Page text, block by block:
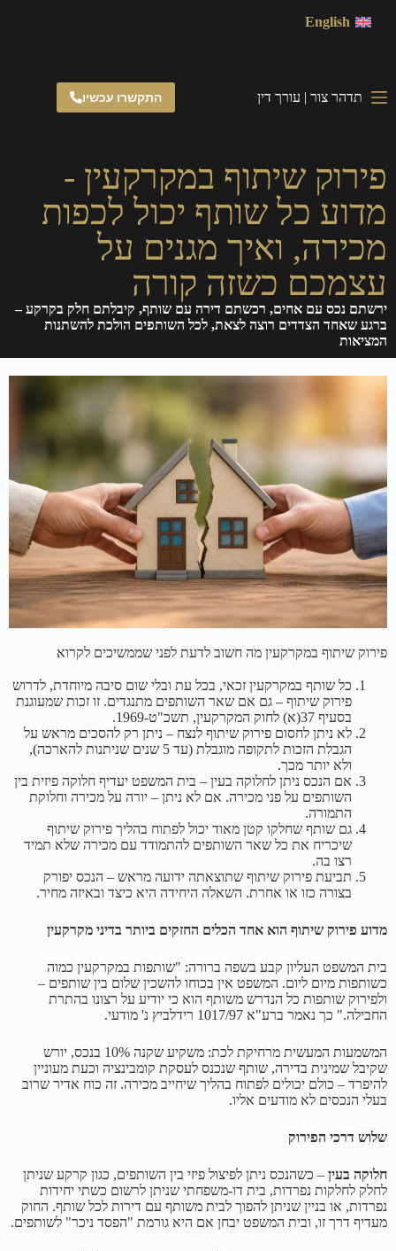
English
תדהר צור | עורך דין התקשרו עכשיו
פירוק שיתוף במקרקעין -
מדוע כל שותף יכול לכפות
מכירה, ואיך מגנים על
עצמכם כשזה קורה
ירשתם נכס עם אחים, רכשתם דירה עם שותף, קיבלתם חלק בקרקע –
ברגע שאחד הצדדים רוצה לצאת, לכל השותפים הולכת להשתנות
המציאות
פירוק שיתוף במקרקעין מה חשוב לדעת לפני שממשיכים לקרוא
כל שותף במקרקעין זכאי, בכל עת ובלי שום סיבה מיוחדת, לדרוש
פירוק שיתוף – גם אם שאר השותפים מתנגדים. זו זכות שמעוגנת
בסעיף 37(א) לחוק המקרקעין, תשכ"ט-1969.
לא ניתן לחסום פירוק שיתוף לנצח – ניתן רק להסכים מראש על
הגבלת הזכות לתקופה מוגבלת (עד 5 שנים שניתנות להארכה),
ולא יותר מכך.
אם הנכס ניתן לחלוקה בעין – בית המשפט יעדיף חלוקה פיזית בין
השותפים על פני מכירה. אם לא ניתן – יורה על מכירה וחלוקת
התמורה.
גם שותף שחלקו קטן מאוד יכול לפתוח בהליך פירוק שיתוף
שיכריח את כל שאר השותפים להתמודד עם מכירה שלא תמיד
רצו בה.
תביעת פירוק שיתוף שתוצאתה ידועה מראש – הנכס יפורק
בצורה כזו או אחרת. השאלה היחידה היא כיצד ובאיזה מחיר.
מדוע פירוק שיתוף הוא אחד הכלים החזקים ביותר בדיני מקרקעין
בית המשפט העליון קבע בשפה ברורה: "שותפות במקרקעין כמוה
כשותפות מיום ליום. המשפט אין בכוחו להשכין שלום בין שותפים –
ולפירוק שותפות כל הנדרש משותף הוא כי יודיע על רצונו בהתרת
החבילה." כך נאמר ברע"א 1017/97 רידלביץ נ' מודעי.
המשמעות המעשית מרחיקת לכת: משקיע שקנה 10% בנכס, יורש
שקיבל שמינית בדירה, שותף שנכנס לעסקת קומבינציה וכעת מעוניין
להיפרד – כולם יכולים לפתוח בהליך שיחייב מכירה. זה כוח אדיר שרוב
בעלי הנכסים לא מודעים אליו.
שלוש דרכי הפירוק
חלוקה בעין – כשהנכס ניתן לפיצול פיזי בין השותפים, כגון קרקע שניתן
לחלק לחלקות נפרדות, בית דו-משפחתי שניתן לרשום כשתי יחידות
נפרדות, או בניין שניתן להפוך לבית משותף עם דירות לכל שותף. החוק
מעדיף דרך זו, ובית המשפט יבחן אם היא גורמת "הפסד ניכר" לשותפים.